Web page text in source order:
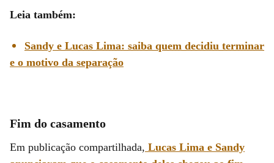
Leia também:
Sandy e Lucas Lima: saiba quem decidiu terminar
e o motivo da separação
Fim do casamento
Em publicação compartilhada, Lucas Lima e Sandy